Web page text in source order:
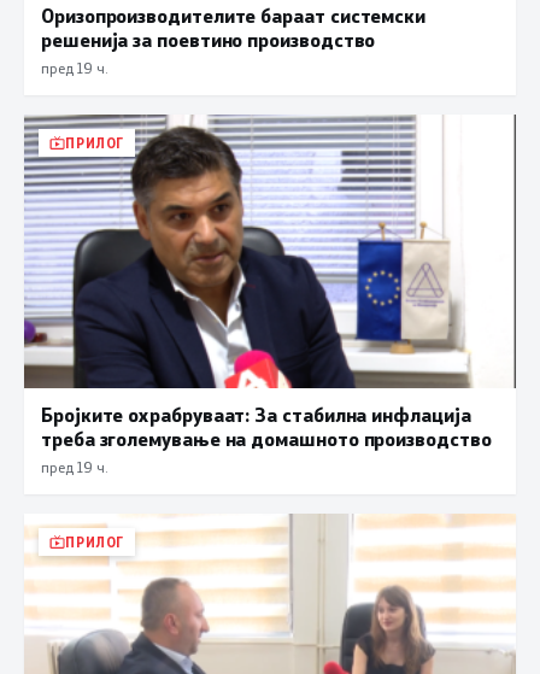
Оризопроизводителите бараат системски
решенија за поевтино производство
пред 19 ч.
ПРИЛОГ
Бројките охрабруваат: За стабилна инфлација
треба зголемување на домашното производство
пред 19 ч.
ПРИЛОГ